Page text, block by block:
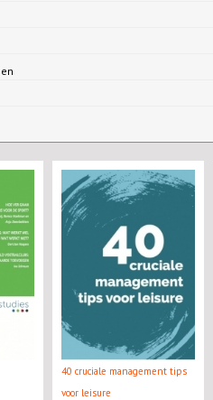
40 cruciale management tips
voor leisure